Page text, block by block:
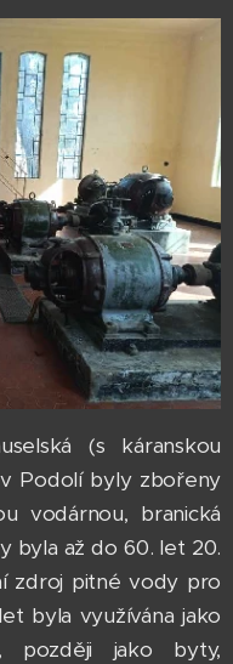
(s káranskou
Podolí byly zbořeny
vodárnou, branická
byla až do 60. let 20.
zdroj pitné vody pro
byla využívána jako
později jako byty,